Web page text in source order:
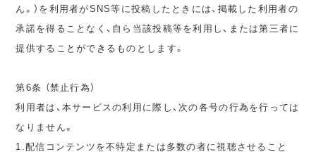
ん。）を利用者がSNS等に投稿したときには、掲載した利用者の
承諾を得ることなく、自ら当該投稿等を利用し、または第三者に
提供することができるものとします。
第6条 （禁止行為）
利用者は、本サービスの利用に際し、次の各号の行為を行っては
なりません。
1.配信コンテンツを不特定または多数の者に視聴させること